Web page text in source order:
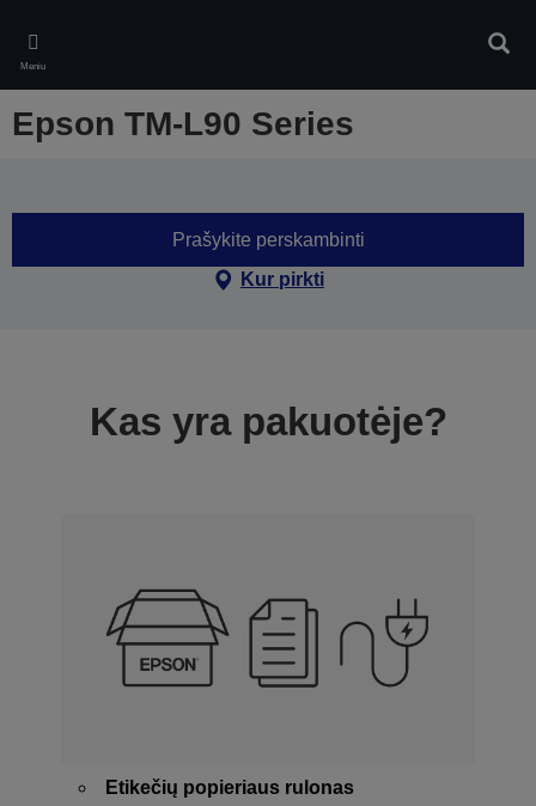
main
content
Meniu
Epson TM-L90 Series
Prašykite perskambinti
Kur pirkti
Kas yra pakuotėje?
Etikečių popieriaus rulonas